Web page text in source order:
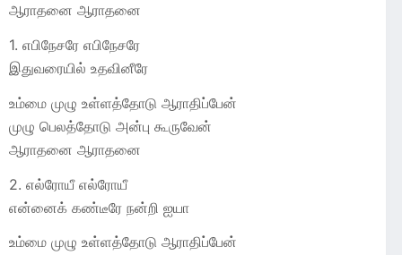
ஆராதனை ஆராதனை
1. எபிநேசரே எபிநேசரே
இதுவரையில் உதவினீரே
உம்மை முழு உள்ளத்தோடு ஆராதிப்பேன்
முழு பெலத்தோடு அன்பு கூருவேன்
ஆராதனை ஆராதனை
2. எல்ரோயீ எல்ரோயீ
என்னைக் கண்டீரே நன்றி ஐயா
உம்மை முழு உள்ளத்தோடு ஆராதிப்பேன்